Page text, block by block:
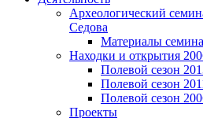
Археологический
Седова
Материалы
Находки и открытия
Полевой сезон
Полевой сезон
Полевой сезон
Проекты